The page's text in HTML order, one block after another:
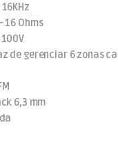
Ohms
de gerenciar 6 zonas
6,3 mm